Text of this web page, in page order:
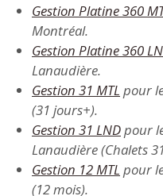
Gestion Platine 360
Montréal.
Gestion Platine 360
Lanaudière.
Gestion 31 MTL pour
(31 jours+).
Gestion 31 LNDpour
Lanaudière (Chalets
Gestion 12 MTL pour
(12 mois).